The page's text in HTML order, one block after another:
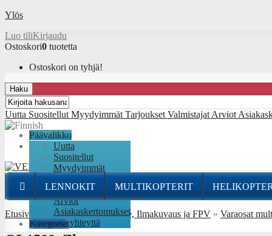
Ylös
Luo tiliKirjaudu
Ostoskori0 tuotetta
Ostoskori on tyhjä!
Haku
Uutta Suositellut Myydyimmät Tarjoukset Valmistajat Arviot
Päävalikko
Uutta
Suositellut
Myydyimmät
Valmistajat
Arviot
Asiakaskertomukset
Ota yhteyttä
LENNOKIT MULTIKOPTERIT
Kategoriat
Etusivu »Multikopterit tai Drone, Ilmakuvaus ja FPV » Varaosat